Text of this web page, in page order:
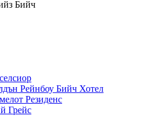
Бийч
Рейнбоу Бийч Хотел
Резиденс
Грейс